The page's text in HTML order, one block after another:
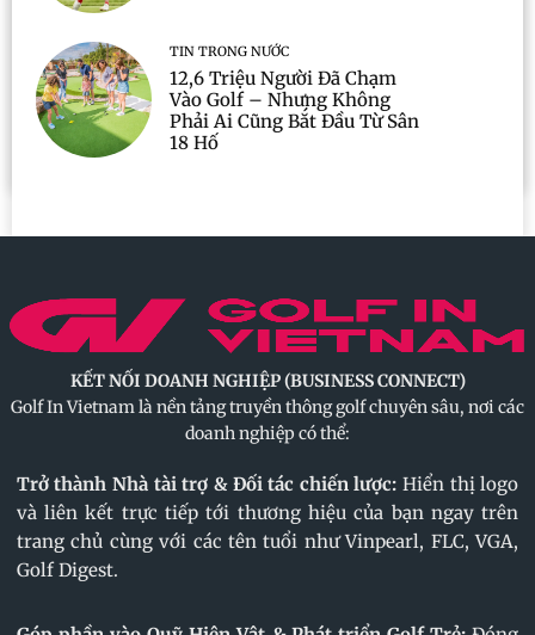
TIN TRONG NƯỚC
12,6 Triệu Người Đã Chạm
Vào Golf – Nhưng Không
Phải Ai Cũng Bắt Đầu Từ Sân
18 Hố
KẾT NỐI DOANH NGHIỆP (BUSINESS CONNECT)
Golf In Vietnam là nền tảng truyền thông golf chuyên sâu, nơi các
doanh nghiệp có thể:
Trở thành Nhà tài trợ & Đối tác chiến lược: Hiển thị logo
và liên kết trực tiếp tới thương hiệu của bạn ngay trên
trang chủ cùng với các tên tuổi như Vinpearl, FLC, VGA,
Golf Digest.